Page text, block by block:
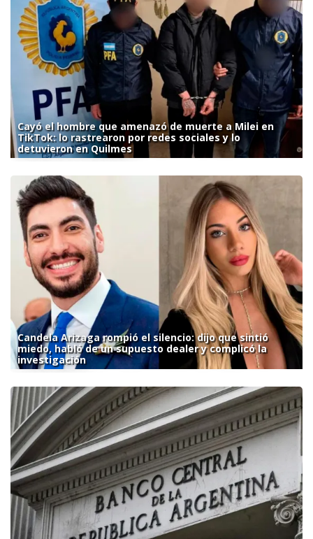
Cayó el hombre que amenazó de muerte a Milei en
TikTok: lo rastrearon por redes sociales y lo
detuvieron en Quilmes
Candela Arizaga rompió el silencio: dijo que sintió
miedo, habló de un supuesto dealer y complicó la
investigación